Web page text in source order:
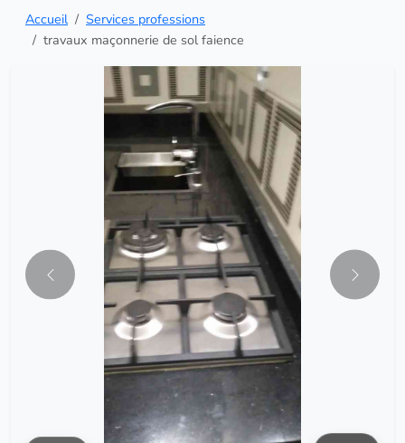
Accueil
Services professions
travaux maçonnerie de sol faience